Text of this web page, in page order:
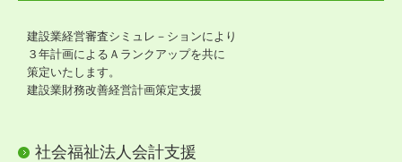
建設業経営審査シミュレ－ションにより
３年計画によるＡランクアップを共に
策定いたします。
建設業財務改善経営計画策定支援
社会福祉法人会計支援